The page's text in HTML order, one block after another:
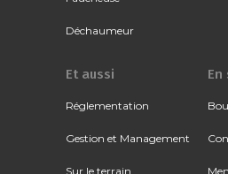
Déchaumeur
Et aussi
Réglementation
Gestion et Management
Sur le terrain
En